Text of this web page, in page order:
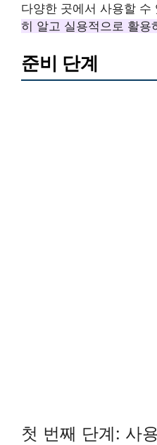
다양한 곳에서 사용할 수
히 알고 실용적으로 활용
준비 단계
첫 번째 단계: 사